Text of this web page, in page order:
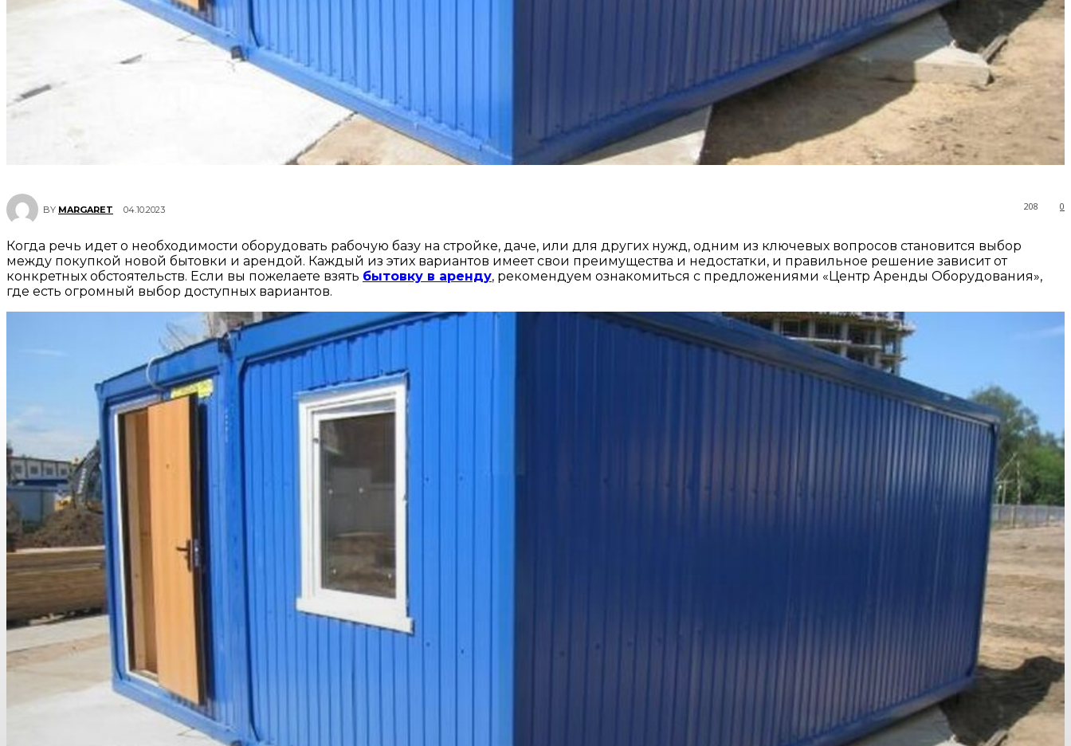
BY MARGARET 04.10.2023 0
208
Когда речь идет о необходимости оборудовать рабочую базу на стройке, даче, или для других нужд, одним из ключевых вопросов становится выбор
между покупкой новой бытовки и арендой. Каждый из этих вариантов имеет свои преимущества и недостатки, и правильное решение зависит от
конкретных обстоятельств. Если вы пожелаете взять бытовку в аренду, рекомендуем ознакомиться с предложениями «Центр Аренды Оборудования»,
где есть огромный выбор доступных вариантов.